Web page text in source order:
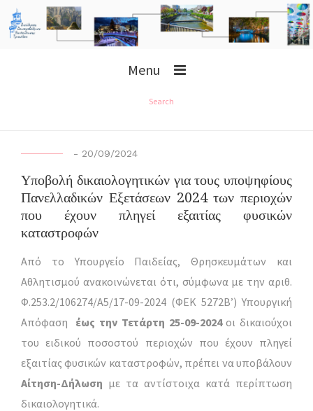
Menu
Search
- 20/09/2024
Υποβολή δικαιολογητικών για τους υποψηφίους
Πανελλαδικών Εξετάσεων 2024 των περιοχών
που έχουν πληγεί εξαιτίας φυσικών
καταστροφών
Από το Υπουργείο Παιδείας, Θρησκευμάτων και
Αθλητισμού ανακοινώνεται ότι, σύμφωνα με την αριθ.
Φ.253.2/106274/Α5/17-09-2024 (ΦΕΚ 5272Β’) Υπουργική
Απόφαση έως την Τετάρτη 25-09-2024οι δικαιούχοι
του ειδικού ποσοστού περιοχών που έχουν πληγεί
εξαιτίας φυσικών καταστροφών, πρέπει να υποβάλουν
Αίτηση-Δήλωση με τα αντίστοιχα κατά περίπτωση
δικαιολογητικά.